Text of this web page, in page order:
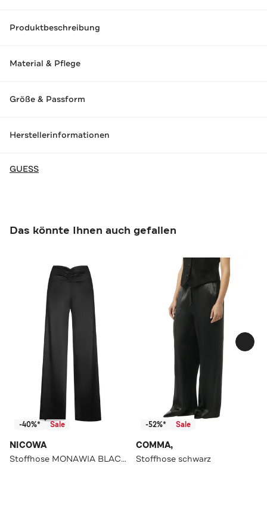
Produktbeschreibung
Material & Pflege
Größe & Passform
Herstellerinformationen
GUESS
Das könnte Ihnen auch gefallen
-40%* Sale
NICOWA
Stoffhose MONAWIA BLACK Straight
-52%* Sale
COMMA,
Stoffhose schwarz